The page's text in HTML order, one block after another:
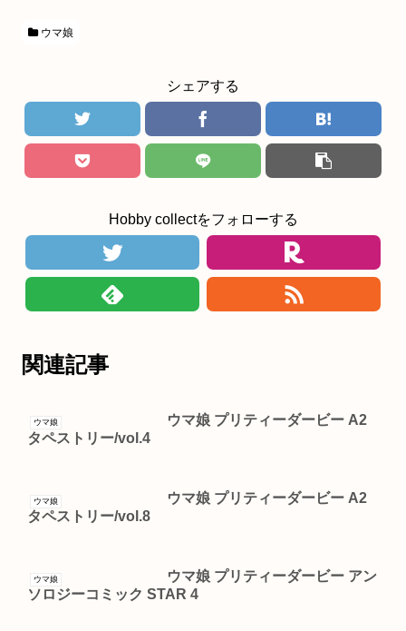
ウマ娘
シェアする
Hobby collectをフォローする
関連記事
ウマ娘
ウマ娘 プリティーダービー A2
タペストリー/vol.4
ウマ娘
ウマ娘 プリティーダービー A2
タペストリー/vol.8
ウマ娘
ウマ娘 プリティーダービー アン
ソロジーコミック STAR 4